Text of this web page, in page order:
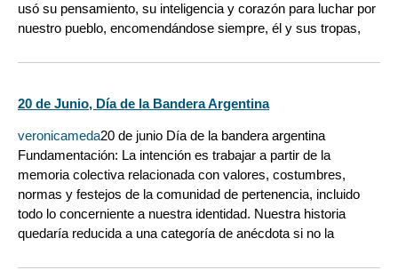
usó su pensamiento, su inteligencia y corazón para luchar por
nuestro pueblo, encomendándose siempre, él y sus tropas,
20 de Junio, Día de la Bandera Argentina
veronicameda20 de junio Día de la bandera argentina
Fundamentación: La intención es trabajar a partir de la
memoria colectiva relacionada con valores, costumbres,
normas y festejos de la comunidad de pertenencia, incluido
todo lo concerniente a nuestra identidad. Nuestra historia
quedaría reducida a una categoría de anécdota si no la